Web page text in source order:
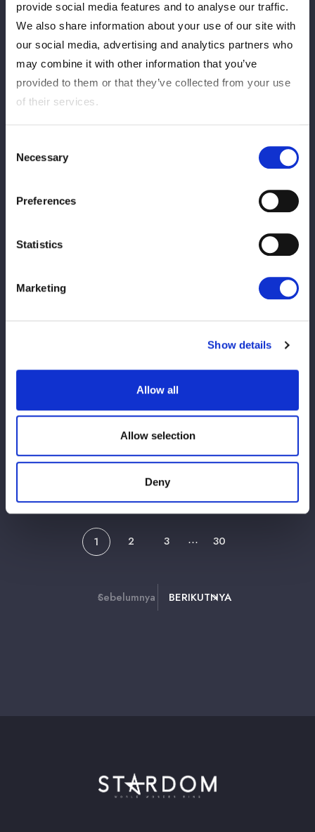
provide social media features and to analyse our traffic.
We also share information about your use of our site with
our social media, advertising and analytics partners who
may combine it with other information that you’ve
provided to them or that they’ve collected from your use
of their services.
Selection
Necessary
Preferences
Statistics
Marketing
Show details
Allow all
Allow selection
Deny
コラム5star
【5★STAR】吏南 残り24秒で青木いつ希
に劇的勝利「最年少優勝必ずしてやるか
ら」/8・2宇都宮速報
【5★STAR】スターライト・キッドが前回
大会覇者の渡辺桃に土 水森由菜はバースデ
【5★STAR】妃南が2年連続地元で敗北 琉
悪夏はジュリア・ハートから価値ある勝
2026/08/02 コラム5star
【5★STAR】ワンダー王者・羽南 地元で壮
沢稀杏に快勝/8・2宇都宮速報
2026/08/02 コラム5star
全制覇へ一直線 天咲光由は2連勝/8・2宇
1 2 3 ⋯ 30
Sebelumnya BERIKUTNYA